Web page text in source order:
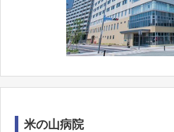
米の山病院